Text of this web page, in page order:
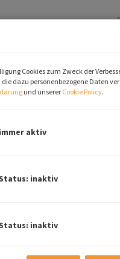
Cookies zum Zweck der
dazu personenbezogene Daten
und unserer Cookie Policy.
immer aktiv
inaktiv
inaktiv